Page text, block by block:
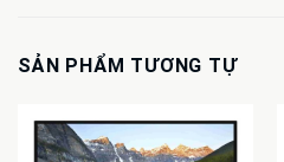
SẢN PHẨM TƯƠNG TỰ